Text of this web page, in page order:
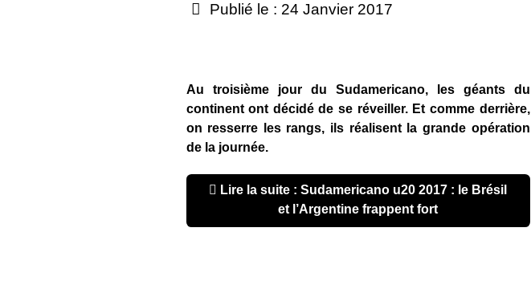
Publié le : 24 Janvier 2017
Au troisième jour du Sudamericano, les géants du
continent ont décidé de se réveiller. Et comme derrière,
on resserre les rangs, ils réalisent la grande opération
de la journée.
et l’Argentine frappent fort